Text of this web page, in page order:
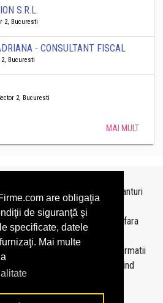
are obligaţia
de siguranţă şi
specificate, datele
Mai multe
S.R.L.
2, Bucuresti
- CONSULTANT FISCAL
Bucuresti
2, Bucuresti
MAI MULT
TopFirme
pe baza ultimelor bilanturi
fara acordul TopFirme si fara
topuri personalizate
sau informatii
va rugam sa ne contactati folosind